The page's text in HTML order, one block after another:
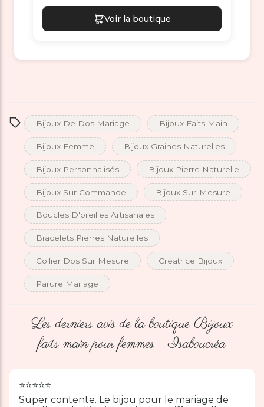
Voir la boutique
Bijoux De Dos Mariage Bijoux Faits Main
Bijoux Femme Bijoux Graines Naturelles
Bijoux Personnalisés Bijoux Pierre Naturelle
Bijoux Sur Commande Bijoux Sur-Mesure
Boucles D'oreilles Artisanales
Bracelets Pierres Naturelles
Collier Dos Sur Mesure Créatrice Bijoux
Parure Mariage
Les derniers avis de la boutique Bijoux
faits main pour femmes - Isaboucréa
⭐️⭐️⭐️⭐️⭐️
Super contente. Le bijou pour le mariage de